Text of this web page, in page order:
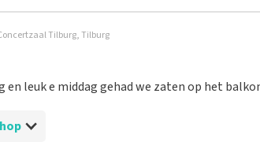
Tilburg, Tilburg
leuk e middag gehad we zaten op het